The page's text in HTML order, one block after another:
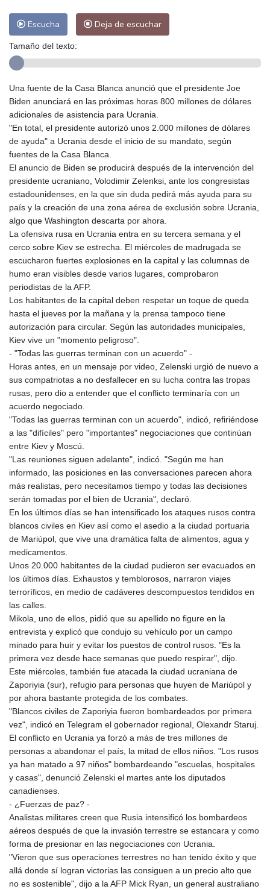
Escucha Deja de escuchar
Tamaño del texto:
Una fuente de la Casa Blanca anunció que el presidente Joe
Biden anunciará en las próximas horas 800 millones de dólares
adicionales de asistencia para Ucrania.
"En total, el presidente autorizó unos 2.000 millones de dólares
de ayuda" a Ucrania desde el inicio de su mandato, según
fuentes de la Casa Blanca.
El anuncio de Biden se producirá después de la intervención del
presidente ucraniano, Volodimir Zelenksi, ante los congresistas
estadounidenses, en la que sin duda pedirá más ayuda para su
país y la creación de una zona aérea de exclusión sobre Ucrania,
algo que Washington descarta por ahora.
La ofensiva rusa en Ucrania entra en su tercera semana y el
cerco sobre Kiev se estrecha. El miércoles de madrugada se
escucharon fuertes explosiones en la capital y las columnas de
humo eran visibles desde varios lugares, comprobaron
periodistas de la AFP.
Los habitantes de la capital deben respetar un toque de queda
hasta el jueves por la mañana y la prensa tampoco tiene
autorización para circular. Según las autoridades municipales,
Kiev vive un "momento peligroso".
- "Todas las guerras terminan con un acuerdo" -
Horas antes, en un mensaje por video, Zelenski urgió de nuevo a
sus compatriotas a no desfallecer en su lucha contra las tropas
rusas, pero dio a entender que el conflicto terminaría con un
acuerdo negociado.
"Todas las guerras terminan con un acuerdo", indicó, refiriéndose
a las "difíciles" pero "importantes" negociaciones que continúan
entre Kiev y Moscú.
"Las reuniones siguen adelante", indicó. "Según me han
informado, las posiciones en las conversaciones parecen ahora
más realistas, pero necesitamos tiempo y todas las decisiones
serán tomadas por el bien de Ucrania", declaró.
En los últimos días se han intensificado los ataques rusos contra
blancos civiles en Kiev así como el asedio a la ciudad portuaria
de Mariúpol, que vive una dramática falta de alimentos, agua y
medicamentos.
Unos 20.000 habitantes de la ciudad pudieron ser evacuados en
los últimos días. Exhaustos y temblorosos, narraron viajes
terroríficos, en medio de cadáveres descompuestos tendidos en
las calles.
Mikola, uno de ellos, pidió que su apellido no figure en la
entrevista y explicó que condujo su vehículo por un campo
minado para huir y evitar los puestos de control rusos. "Es la
primera vez desde hace semanas que puedo respirar", dijo.
Este miércoles, también fue atacada la ciudad ucraniana de
Zaporiyia (sur), refugio para personas que huyen de Mariúpol y
por ahora bastante protegida de los combates.
"Blancos civiles de Zaporiyia fueron bombardeados por primera
vez", indicó en Telegram el gobernador regional, Olexandr Staruj.
El conflicto en Ucrania ya forzó a más de tres millones de
personas a abandonar el país, la mitad de ellos niños. "Los rusos
ya han matado a 97 niños" bombardeando "escuelas, hospitales
y casas", denunció Zelenski el martes ante los diputados
canadienses.
- ¿Fuerzas de paz? -
Analistas militares creen que Rusia intensificó los bombardeos
aéreos después de que la invasión terrestre se estancara y como
forma de presionar en las negociaciones con Ucrania.
"Vieron que sus operaciones terrestres no han tenido éxito y que
allá donde sí logran victorias las consiguen a un precio alto que
no es sostenible", dijo a la AFP Mick Ryan, un general australiano